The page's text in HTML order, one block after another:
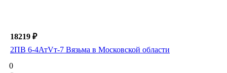
18219 ₽
2ПВ 6-4АтVт-7 Вязьма в Московской области
0